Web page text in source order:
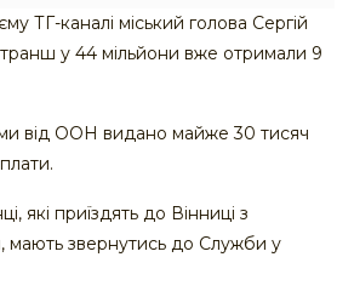
ТГ-каналі міський голова Сергій
у 44 мільйони вже отримали 9
від ООН видано майже 30 тисяч
які приїздять до Вінниці з
мають звернутись до Служби у